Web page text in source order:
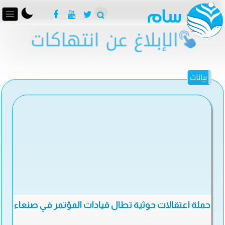
بيانات
حملة اعتقالات حوثية تطال قيادات المؤتمر في صنعاء